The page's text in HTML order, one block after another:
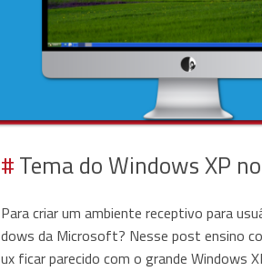
Tema do Windows XP
Para criar um ambiente receptivo para
dows da Microsoft? Nesse post ensino
ux ficar parecido com o grande Windows